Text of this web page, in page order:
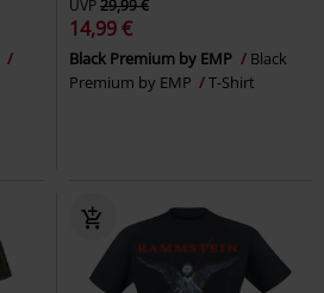
UVP29,99 €
14,99 €
Black Premium by EMP
Black
Premium by EMP
T-Shirt